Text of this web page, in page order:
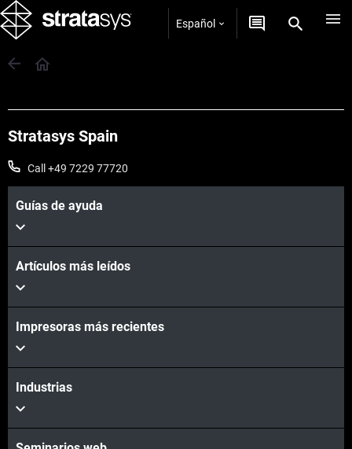
Español
Stratasys Spain
Call +49 7229 77720
Guías de ayuda
Artículos más leídos
Impresoras más recientes
Industrias